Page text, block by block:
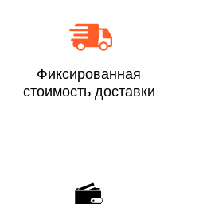
Фиксированная
стоимость доставки